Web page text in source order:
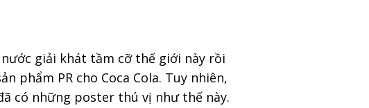
giải khát tầm cỡ thế giới này rồi
phẩm PR cho Coca Cola. Tuy nhiên,
có những poster thú vị như thế này.